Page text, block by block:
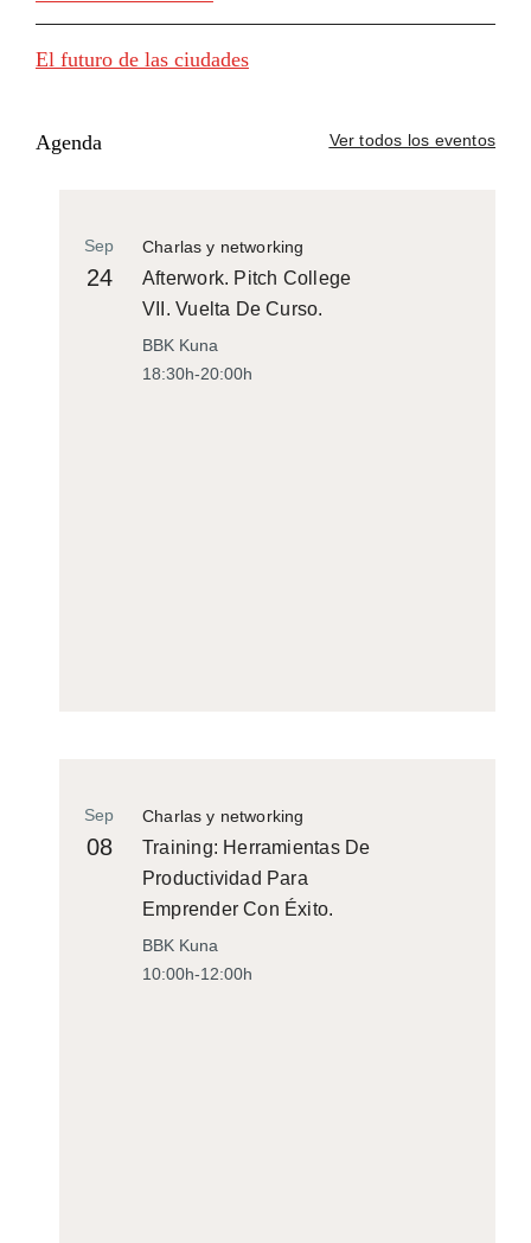
El futuro de las ciudades
Agenda Ver todos los eventos
Charlas y networking
Sep
24
Afterwork. Pitch College
VII. Vuelta De Curso.
BBK Kuna
18:30h-20:00h
Charlas y networking
Sep
08
Training: Herramientas De
Productividad Para
Emprender Con Éxito.
BBK Kuna
10:00h-12:00h